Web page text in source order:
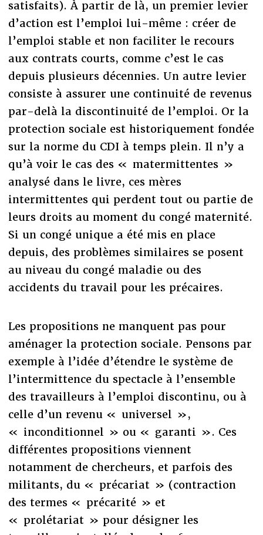
satisfaits). À partir de là, un premier levier
d’action est l’emploi lui-même : créer de
l’emploi stable et non faciliter le recours
aux contrats courts, comme c’est le cas
depuis plusieurs décennies. Un autre levier
consiste à assurer une continuité de revenus
par-delà la discontinuité de l’emploi. Or la
protection sociale est historiquement fondée
sur la norme du CDI à temps plein. Il n’y a
qu’à voir le cas des « matermittentes »
analysé dans le livre, ces mères
intermittentes qui perdent tout ou partie de
leurs droits au moment du congé maternité.
Si un congé unique a été mis en place
depuis, des problèmes similaires se posent
au niveau du congé maladie ou des
accidents du travail pour les précaires.
Les propositions ne manquent pas pour
aménager la protection sociale. Pensons par
exemple à l’idée d’étendre le système de
l’intermittence du spectacle à l’ensemble
des travailleurs à l’emploi discontinu, ou à
celle d’un revenu « universel »,
« inconditionnel » ou « garanti ». Ces
différentes propositions viennent
notamment de chercheurs, et parfois des
militants, du « précariat » (contraction
des termes « précarité » et
« prolétariat » pour désigner les